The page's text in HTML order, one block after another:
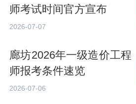
师考试时间官方宣布
2026-07-07
廊坊2026年一级造价工程
师报考条件速览
2026-07-06